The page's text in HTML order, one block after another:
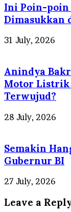
Ini Poin-poin
Dimasukkan
31 July, 2026
Anindya
Motor Listrik
Terwujud?
28 July, 2026
Semakin
Gubernur BI
27 July, 2026
Leave a